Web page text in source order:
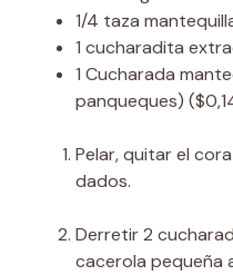
1/4 taza
1 cucharadita
1 Cucharada
panqueques)
Pelar, quitar el
dados.
Derretir 2
cacerola pequeña